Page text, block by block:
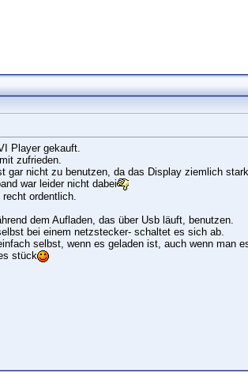
Player gekauft.
zufrieden.
gar nicht zu benutzen, da das Display ziemlich
war leider nicht dabei
ordentlich.
dem Aufladen, das über Usb läuft, benutzen.
bei einem netzstecker- schaltet es sich ab.
selbst, wenn es geladen ist, auch wenn man
stück